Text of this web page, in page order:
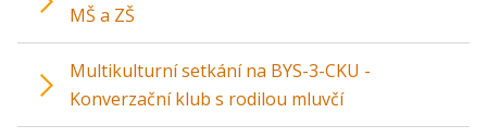
MŠ a ZŠ
Multikulturní setkání na BYS-3-CKU -
Konverzační klub s rodilou mluvčí